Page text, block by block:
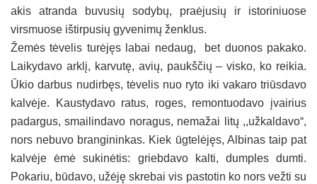
akis atranda buvusių sodybų, praėjusių ir istoriniuose
virsmuose ištirpusių gyvenimų ženklus.
Žemės tėvelis turėjęs labai nedaug, bet duonos pakako.
Laikydavo arklį, karvutę, avių, paukščių – visko, ko reikia.
Ūkio darbus nudirbęs, tėvelis nuo ryto iki vakaro triūsdavo
kalvėje. Kaustydavo ratus, roges, remontuodavo įvairius
padargus, smailindavo noragus, nemažai litų ,,užkaldavo“,
nors nebuvo brangininkas. Kiek ūgtelėjęs, Albinas taip pat
kalvėje ėmė sukinėtis: griebdavo kalti, dumples dumti.
Pokariu, būdavo, užėję skrebai vis pastotin ko nors vežti su